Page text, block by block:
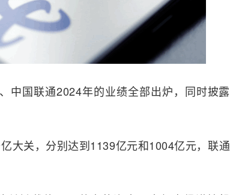
中国联通2024年的业绩全部出炉，同时披露
大关，分别达到1139亿元和1004亿元，联通